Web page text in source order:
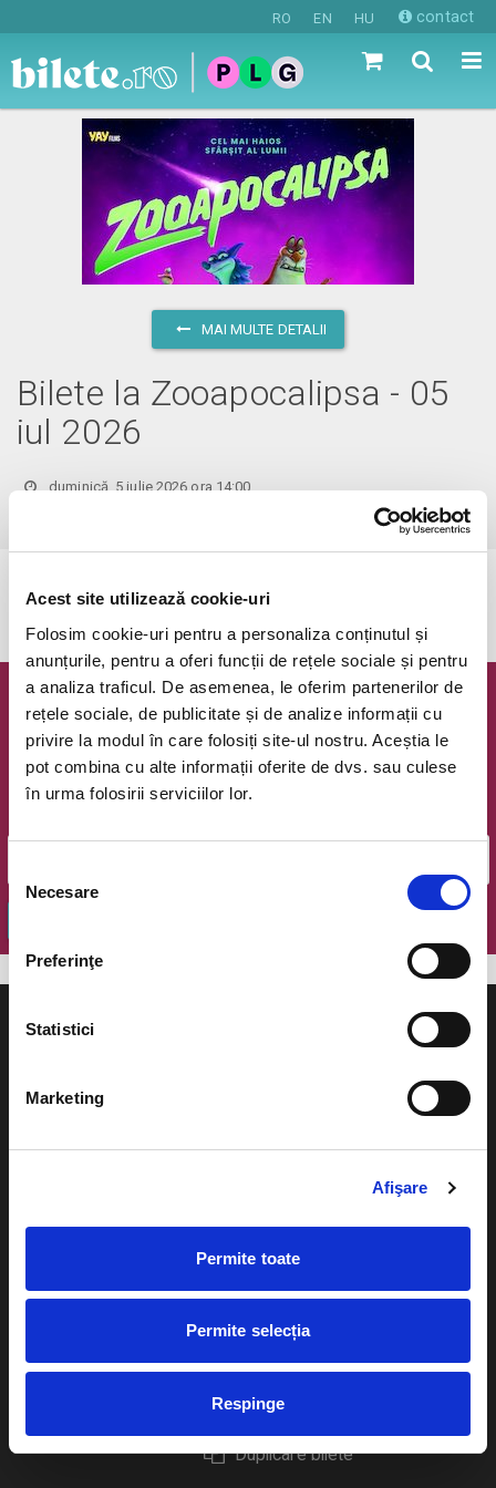
Acest site utilizează cookie-uri
Folosim cookie-uri pentru a personaliza conținutul și
anunțurile, pentru a oferi funcții de rețele sociale și pentru
a analiza traficul. De asemenea, le oferim partenerilor de
rețele sociale, de publicitate și de analize informații cu
privire la modul în care folosiți site-ul nostru. Aceștia le
pot combina cu alte informații oferite de dvs. sau culese
în urma folosirii serviciilor lor.
consimțământului
Necesare
Preferinţe
Statistici
Marketing
Afişare
Permite toate
Permite selecția
Respinge
RO EN HU contact
MAI MULTE DETALII
Bilete la Zooapocalipsa - 05
iul 2026
duminică, 5 iulie 2026 ora 14:00
vezi pe harta
Evenimentul a expirat.
Newsletter @ Bilete.ro
Oferte exclusive si o editie saptamanala cu cele mai noi
evenimente.
Cum comand bilete?
Plata online sau cash
eBilet printat acasa
Livrare prin curier
Returnare bilete
Duplicare bilete
Evenimente
festivaluri
Pentru copii